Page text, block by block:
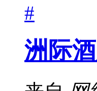
#
洲际